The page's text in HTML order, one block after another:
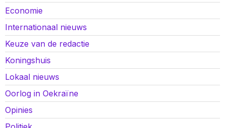
Economie
Internationaal nieuws
Keuze van de redactie
Koningshuis
Lokaal nieuws
Oorlog in Oekraïne
Opinies